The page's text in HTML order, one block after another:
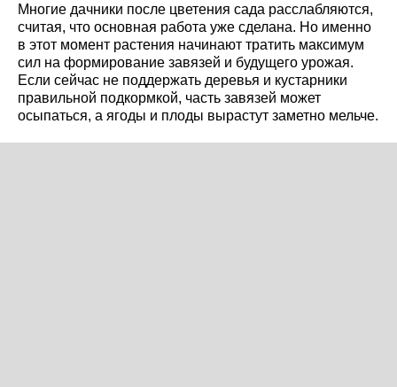
Многие дачники после цветения сада расслабляются,
считая, что основная работа уже сделана. Но именно
в этот момент растения начинают тратить максимум
сил на формирование завязей и будущего урожая.
Если сейчас не поддержать деревья и кустарники
правильной подкормкой, часть завязей может
осыпаться, а ягоды и плоды вырастут заметно мельче.